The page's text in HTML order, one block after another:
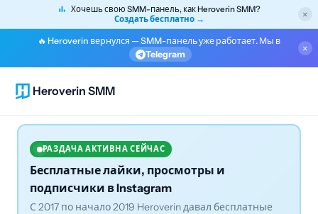
Хочешь свою SMM-панель, как Heroverin SMM?
Создать бесплатно →
×
🔥 Heroverin вернулся — SMM-панель уже работает. Мы в
Telegram
×
Heroverin SMM
РАЗДАЧА АКТИВНА СЕЙЧАС
Бесплатные лайки, просмотры и
подписчики в Instagram
С 2017 по начало 2019 Heroverin давал бесплатные